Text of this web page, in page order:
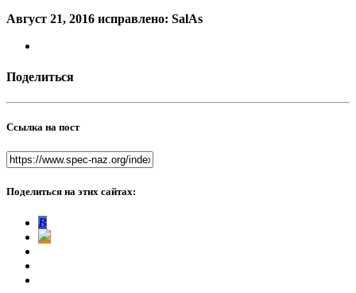
Август 21, 2016 исправлено: SalAs
Поделиться
Ссылка на пост
Поделиться на этих сайтах:
В